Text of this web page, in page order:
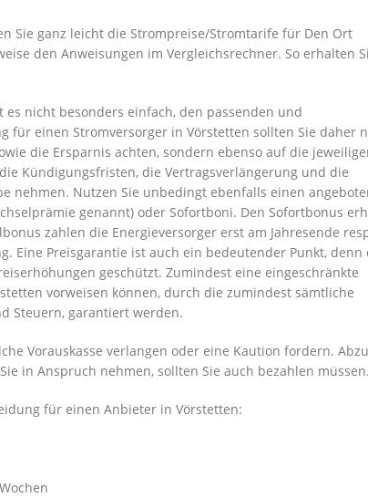
Sie ganz leicht die Strompreise/Stromtarife für Den Ort
den Anweisungen im Vergleichsrechner. So erhalten
nicht besonders einfach, den passenden und
für einen Stromversorger in Vörstetten sollten Sie daher
die Ersparnis achten, sondern ebenso auf die
Kündigungsfristen, die Vertragsverlängerung und die
nehmen. Nutzen Sie unbedingt ebenfalls einen
genannt) oder Sofortboni. Den Sofortbonus
zahlen die Energieversorger erst am Jahresende
Eine Preisgarantie ist auch ein bedeutender Punkt, denn
geschützt. Zumindest eine eingeschränkte
vorweisen können, durch die zumindest sämtliche
Steuern, garantiert werden.
Vorauskasse verlangen oder eine Kaution fordern.
in Anspruch nehmen, sollten Sie auch bezahlen müssen.
für einen Anbieter in Vörstetten: